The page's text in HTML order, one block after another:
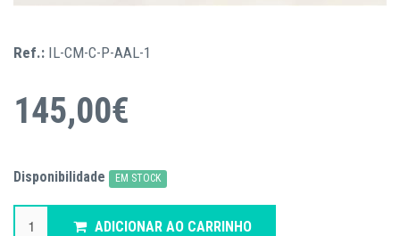
Ref.: IL-CM-C-P-AAL-1
145,00€
Disponibilidade EM STOCK
ADICIONAR AO CARRINHO